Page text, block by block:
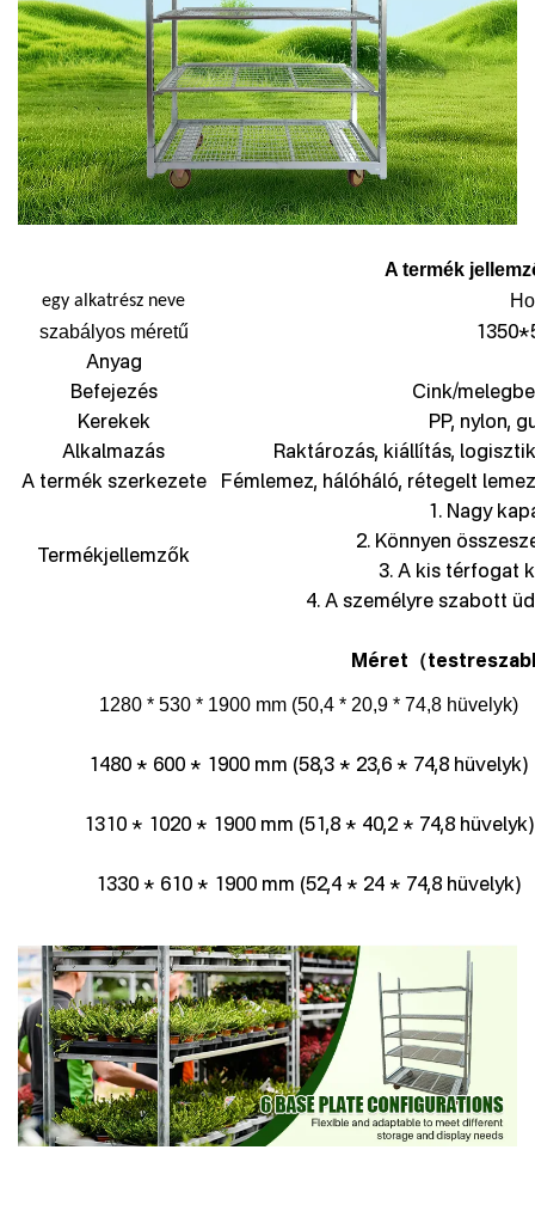
A termék
egy alkatrész neve
szabályos méretű
Anyag
Befejezés
Cink/
Kerekek
PP, nylon,
Alkalmazás
Raktározás, kiállítás,
A termék szerkezete
Fémlemez, hálóháló, rétegelt
Termékjellemzők
1. Nagy
2. Könnyen
3. A kis térfogat
4. A személyre szabott
Méret （
1280 * 530 * 1900 mm (50,4 * 20,9 * 74,8 hüvelyk)
1480 * 600 * 1900 mm (58,3 * 23,6 * 74,8 hüvelyk)
1310 * 1020 * 1900 mm (51,8 * 40,2 * 74,8 hüvelyk)
1330 * 610 * 1900 mm (52,4 * 24 * 74,8 hüvelyk)